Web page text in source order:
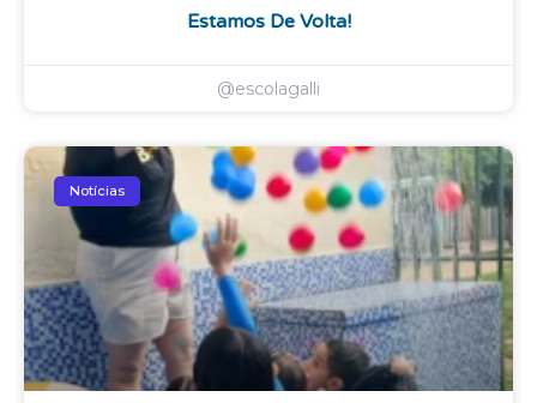
Estamos De Volta!
@escolagalli
Notícias